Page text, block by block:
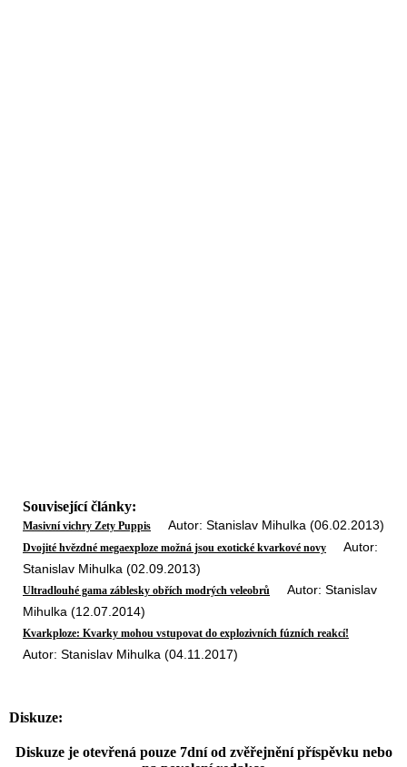
Související články:
Masivní vichry Zety Puppis Autor: Stanislav Mihulka (06.02.2013)
Dvojité hvězdné megaexploze možná jsou exotické kvarkové novy Autor:
Stanislav Mihulka (02.09.2013)
Ultradlouhé gama záblesky obřích modrých veleobrů Autor: Stanislav
Mihulka (12.07.2014)
Kvarkploze: Kvarky mohou vstupovat do explozivních fúzních reakcí!
Autor: Stanislav Mihulka (04.11.2017)
Diskuze:
Diskuze je otevřená pouze 7dní od zvěřejnění příspěvku nebo